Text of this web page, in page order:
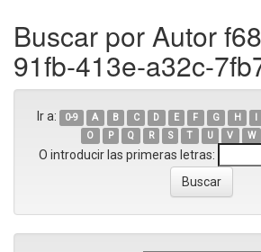
Buscar por Autor
91fb-413e-a32c-
Ir a: 0-9 A B C D E F G H I
O
P Q R S T U V W
O introducir las primeras letras: